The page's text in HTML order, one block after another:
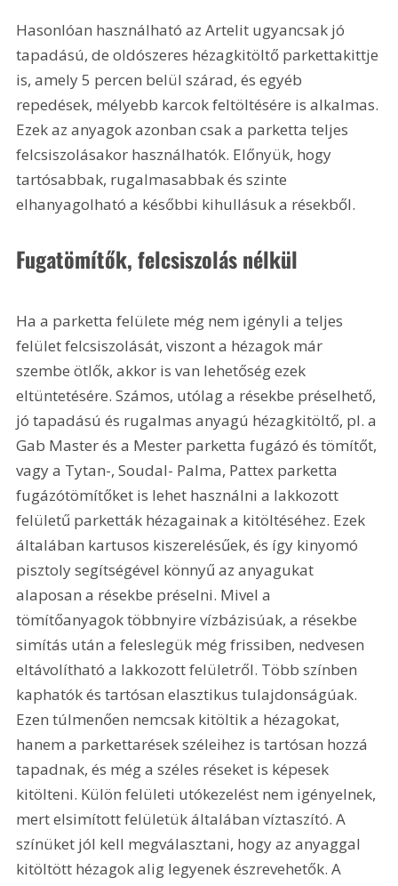
Hasonlóan használható az Artelit ugyancsak jó
tapadású, de oldószeres hézagkitöltő parkettakittje
is, amely 5 percen belül szárad, és egyéb
repedések, mélyebb karcok feltöltésére is alkalmas.
Ezek az anyagok azonban csak a parketta teljes
felcsiszolásakor használhatók. Előnyük, hogy
tartósabbak, rugalmasabbak és szinte
elhanyagolható a későbbi kihullásuk a résekből.
Fugatömítők, felcsiszolás nélkül
Ha a parketta felülete még nem igényli a teljes
felület felcsiszolását, viszont a hézagok már
szembe ötlők, akkor is van lehetőség ezek
eltüntetésére. Számos, utólag a résekbe préselhető,
jó tapadású és rugalmas anyagú hézagkitöltő, pl. a
Gab Master és a Mester parketta fugázó és tömítőt,
vagy a Tytan-, Soudal- Palma, Pattex parketta
fugázótömítőket is lehet használni a lakkozott
felületű parketták hézagainak a kitöltéséhez. Ezek
általában kartusos kiszerelésűek, és így kinyomó
pisztoly segítségével könnyű az anyagukat
alaposan a résekbe préselni. Mivel a
tömítőanyagok többnyire vízbázisúak, a résekbe
simítás után a feleslegük még frissiben, nedvesen
eltávolítható a lakkozott felületről. Több színben
kaphatók és tartósan elasztikus tulajdonságúak.
Ezen túlmenően nemcsak kitöltik a hézagokat,
hanem a parkettarések széleihez is tartósan hozzá
tapadnak, és még a széles réseket is képesek
kitölteni. Külön felületi utókezelést nem igényelnek,
mert elsimított felületük általában víztaszító. A
színüket jól kell megválasztani, hogy az anyaggal
kitöltött hézagok alig legyenek észrevehetők. A